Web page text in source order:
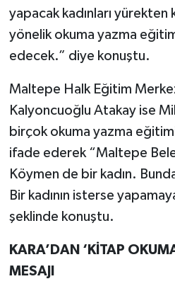
yapacak kadınları yürekten
yönelik okuma yazma
edecek.” diye konuştu.
Maltepe Halk Eğitim
Kalyoncuoğlu Atakay ise
birçok okuma yazma
ifade ederek “Maltepe
Köymen de bir kadın.
Bir kadının isterse
şeklinde konuştu.
KARA’DAN ‘KİTAP
MESAJI